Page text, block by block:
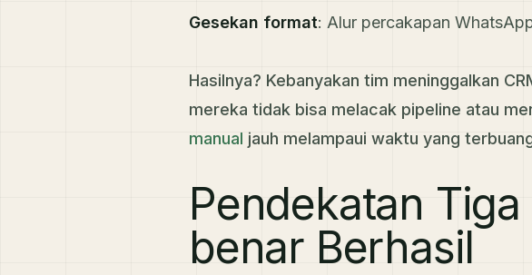
Gesekan format: Alur percakapan
Hasilnya? Kebanyakan tim meninggalkan
mereka tidak bisa melacak pipeline atau
manual jauh melampaui waktu yang
Pendekatan
benar Berhasil